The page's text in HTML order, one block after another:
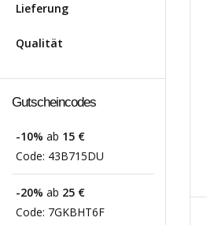
Lieferung
Qualität
Gutscheincodes
-10% ab 15 €
Code: 43B715DU
-20% ab 25 €
Code: 7GKBHT6F